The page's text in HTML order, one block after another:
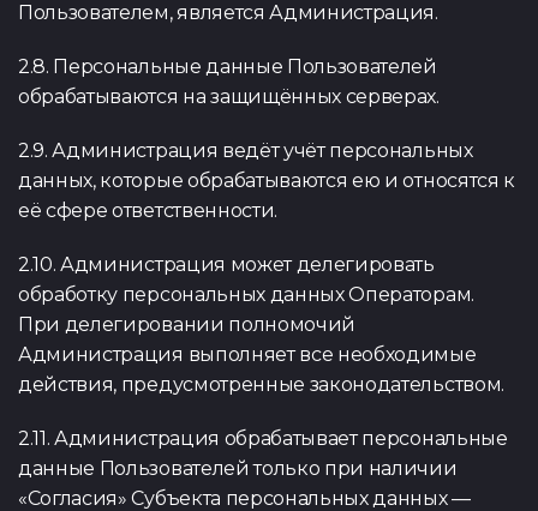
Пользователем, является Администрация.
2.8. Персональные данные Пользователей
обрабатываются на защищённых серверах.
2.9. Администрация ведёт учёт персональных
данных, которые обрабатываются ею и относятся к
её сфере ответственности.
2.10. Администрация может делегировать
обработку персональных данных Операторам.
При делегировании полномочий
Администрация выполняет все необходимые
действия, предусмотренные законодательством.
2.11. Администрация обрабатывает персональные
данные Пользователей только при наличии
«Согласия» Субъекта персональных данных —